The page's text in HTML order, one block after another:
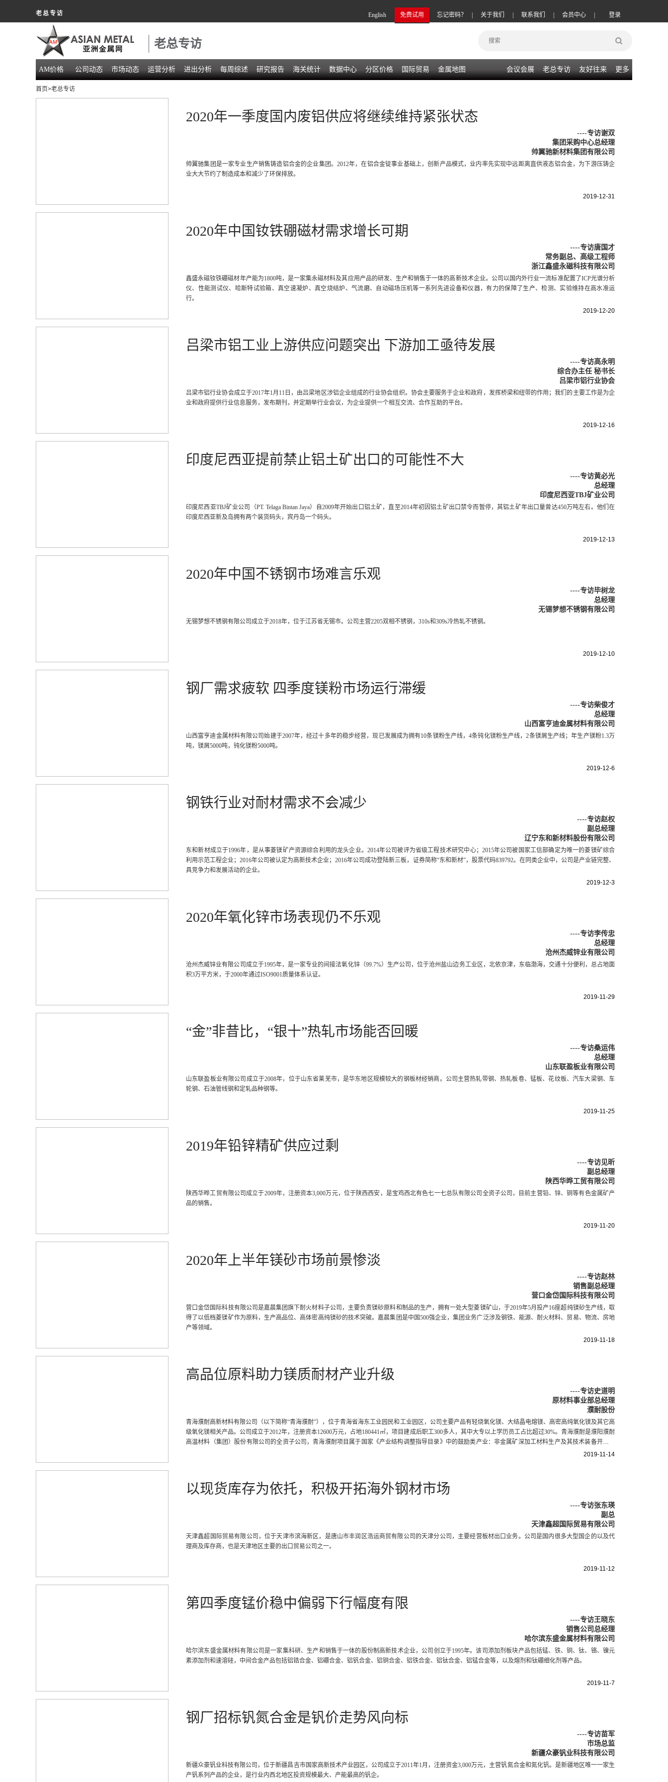
老总专访 登录
会员中心
联系我们
关于我们
忘记密码？
免费试用
English
老总专访
AM价格 公司动态 市场动态 运营分析 进出分析 每周综述 研究报告 海关统计 数据中心 分区价格 国际贸易 金属地图 会议会展 老总专访 友好往来 更多
首页>老总专访
2020年一季度国内废铝供应将继续维持紧张状态
----专访谢双
集团采购中心总经理
帅翼驰新材料集团有限公司
帅翼驰集团是一家专业生产销售铸造铝合金的企业集团。2012年，在铝合金锭事业基础上，创新产品模式，业内率先实现中远距离直供液态铝合金，为下游压铸企
业大大节约了制造成本和减少了环保排放。
2019-12-31
2020年中国钕铁硼磁材需求增长可期
----专访唐国才
常务副总、高级工程师
浙江鑫盛永磁科技有限公司
鑫盛永磁钕铁硼磁材年产能为1800吨，是一家集永磁材料及其应用产品的研发、生产和销售于一体的高新技术企业。公司以国内外行业一流标准配置了ICP光谱分析
仪、性能测试仪、哈斯特试验箱、真空速凝炉、真空烧结炉、气流磨、自动磁场压机等一系列先进设备和仪器，有力的保障了生产、检测、实验维持在高水准运
行。
2019-12-20
吕梁市铝工业上游供应问题突出 下游加工亟待发展
----专访高永明
综合办主任 秘书长
吕梁市铝行业协会
吕梁市铝行业协会成立于2017年1月11日，由吕梁地区涉铝企业组成的行业协会组织。协会主要服务于企业和政府，发挥桥梁和纽带的作用；我们的主要工作是为企
业和政府提供行业信息服务，发布期刊，并定期举行业会议，为企业提供一个相互交流、合作互助的平台。
2019-12-16
印度尼西亚提前禁止铝土矿出口的可能性不大
----专访黄必光
总经理
印度尼西亚TBJ矿业公司
印度尼西亚TBJ矿业公司（PT. Telaga Bintan Jaya）自2009年开始出口铝土矿，直至2014年初因铝土矿出口禁令而暂停，其铝土矿年出口量曾达450万吨左右。他们在
印度尼西亚新及岛拥有两个装货码头，宾丹岛一个码头。
2019-12-13
2020年中国不锈钢市场难言乐观
----专访毕树龙
总经理
无锡梦想不锈钢有限公司
无锡梦想不锈钢有限公司成立于2018年，位于江苏省无锡市。公司主营2205双相不锈钢，310s和309s冷热轧不锈钢。
2019-12-10
钢厂需求疲软 四季度镁粉市场运行滞缓
----专访柴俊才
总经理
山西富亨迪金属材料有限公司
山西富亨迪金属材料有限公司始建于2007年，经过十多年的稳步经营，现已发展成为拥有10条镁粉生产线，4条钝化镁粉生产线，2条镁屑生产线；年生产镁粉1.3万
吨，镁屑5000吨，钝化镁粉5000吨。
2019-12-6
钢铁行业对耐材需求不会减少
----专访赵权
副总经理
辽宁东和新材料股份有限公司
东和新材成立于1996年，是从事菱镁矿产资源综合利用的龙头企业。2014年公司被评为省级工程技术研究中心；2015年公司被国家工信部确定为唯一的菱镁矿综合
利用示范工程企业；2016年公司被认定为高新技术企业；2016年公司成功登陆新三板，证券简称“东和新材”，股票代码839792。在同类企业中，公司是产业链完整、
具竞争力和发展活动的企业。
2019-12-3
2020年氧化锌市场表现仍不乐观
----专访李传忠
总经理
沧州杰威锌业有限公司
沧州杰威锌业有限公司成立于1995年，是一家专业的间接法氧化锌（99.7%）生产公司，位于沧州盐山边务工业区，北依京津，东临渤海，交通十分便利，总占地面
积3万平方米，于2000年通过ISO9001质量体系认证。
2019-11-29
“金”非昔比，“银十”热轧市场能否回暖
----专访桑运伟
总经理
山东联盈板业有限公司
山东联盈板业有限公司成立于2008年，位于山东省莱芜市，是华东地区规模较大的钢板材经销商。公司主营热轧带钢、热轧板卷、锰板、花纹板、汽车大梁钢、车
轮钢、石油管线钢和定轧品种钢等。
2019-11-25
2019年铅锌精矿供应过剩
----专访见昕
副总经理
陕西华晔工贸有限公司
陕西华晔工贸有限公司成立于2009年，注册资本3,000万元，位于陕西西安，是宝鸡西北有色七一七总队有限公司全资子公司，目前主营铅、锌、铜等有色金属矿产
品的销售。
2019-11-20
2020年上半年镁砂市场前景惨淡
----专访赵林
销售副总经理
营口金岱国际科技有限公司
营口金岱国际科技有限公司是嘉晨集团旗下耐火材料子公司，主要负责镁砂原料和制品的生产，拥有一处大型菱镁矿山，于2019年5月投产16座超纯镁砂生产线，取
得了以低档菱镁矿作为原料，生产高品位、高体密高纯镁砂的技术突破。嘉晨集团是中国500强企业，集团业务广泛涉及钢铁、能源、耐火材料、贸易、物流、房地
产等领域。
2019-11-18
高品位原料助力镁质耐材产业升级
----专访史道明
原材料事业部总经理
濮耐股份
青海濮耐高新材料有限公司（以下简称“青海濮耐”），位于青海省海东工业园民和工业园区，公司主要产品有轻烧氧化镁、大结晶电熔镁、高密高纯氧化镁及其它高
级氧化镁相关产品。公司成立于2012年，注册资本12600万元，占地180441㎡，项目建成后职工300多人，其中大专以上学历员工占比超过30%。青海濮耐是濮阳濮耐
高温材料（集团）股份有限公司的全资子公司，青海濮耐项目属于国家《产业结构调整指导目录》中的鼓励类产业：非金属矿深加工材料生产及其技术装备开发与
2019-11-14
以现货库存为依托，积极开拓海外钢材市场
----专访张东瑛
副总
天津鑫超国际贸易有限公司
天津鑫超国际贸易有限公司，位于天津市滨海新区，是唐山市丰润区浩运商贸有限公司的天津分公司，主要经营板材出口业务。公司是国内很多大型国企的以及代
理商及库存商，也是天津地区主要的出口贸易公司之一。
2019-11-12
第四季度锰价稳中偏弱下行幅度有限
----专访王晓东
销售公司总经理
哈尔滨东盛金属材料有限公司
哈尔滨东盛金属材料有限公司是一家集科研、生产和销售于一体的股份制高新技术企业，公司创立于1995年。该司添加剂板块产品包括锰、铁、铜、钛、铬、镍元
素添加剂和速溶硅，中间合金产品包括铝锆合金、铝硼合金、铝钒合金、铝铜合金、铝铁合金、铝钛合金、铝锰合金等，以及熔剂和钛硼细化剂等产品。
2019-11-7
钢厂招标钒氮合金是钒价走势风向标
----专访苗军
市场总监
新疆众豪钒业科技有限公司
新疆众豪钒业科技有限公司，位于新疆昌吉市国家高新技术产业园区，公司成立于2011年1月，注册资金3,000万元，主营钒氮合金和氮化钒。是新疆地区唯一一家生
产钒系列产品的企业，是行业内西北地区投资规模最大、产能最高的钒企。